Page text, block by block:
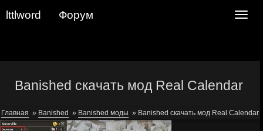
lttlword Форум
Banished скачать мод Real Calendar
Главная » Banished » Banished моды » Banished скачать мод Real Calendar